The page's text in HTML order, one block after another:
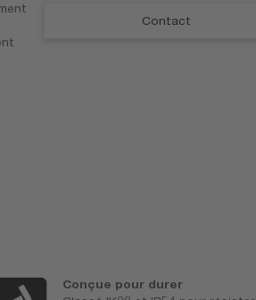
Contact
Conçue pour durer